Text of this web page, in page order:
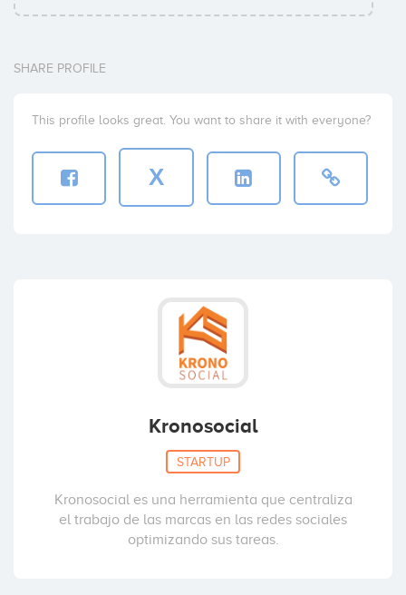
SHARE PROFILE
This profile looks great. You want to share it with everyone?
X
Kronosocial
STARTUP
Kronosocial es una herramienta que centraliza
el trabajo de las marcas en las redes sociales
optimizando sus tareas.